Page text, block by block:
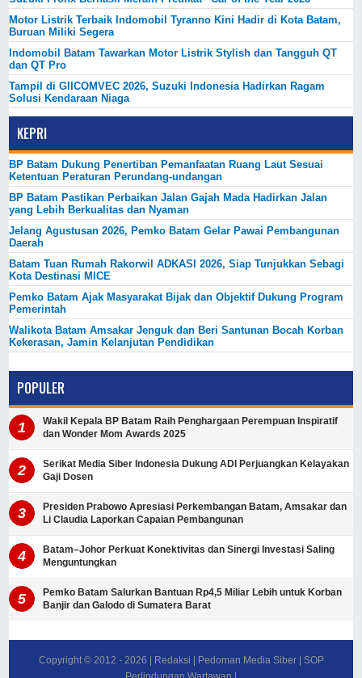
Motor Listrik Terbaik Indomobil Tyranno Kini Hadir di Kota Batam,
Buruan Miliki Segera
Indomobil Batam Tawarkan Motor Listrik Stylish dan Tangguh QT
dan QT Pro
Tampil di GIICOMVEC 2026, Suzuki Indonesia Hadirkan Ragam
Solusi Kendaraan Niaga
KEPRI
BP Batam Dukung Penertiban Pemanfaatan Ruang Laut Sesuai
Ketentuan Peraturan Perundang-undangan
BP Batam Pastikan Perbaikan Jalan Gajah Mada Hadirkan Jalan
yang Lebih Berkualitas dan Nyaman
Jelang Agustusan 2026, Pemko Batam Gelar Pawai Pembangunan
Daerah
Batam Tuan Rumah Rakorwil ADKASI 2026, Siap Tunjukkan Sebagi
Kota Destinasi MICE
Pemko Batam Ajak Masyarakat Bijak dan Objektif Dukung Program
Pemerintah
Walikota Batam Amsakar Jenguk dan Beri Santunan Bocah Korban
Kekerasan, Jamin Kelanjutan Pendidikan
POPULER
Wakil Kepala BP Batam Raih Penghargaan Perempuan Inspiratif
dan Wonder Mom Awards 2025
Serikat Media Siber Indonesia Dukung ADI Perjuangkan Kelayakan
Gaji Dosen
Presiden Prabowo Apresiasi Perkembangan Batam, Amsakar dan
Li Claudia Laporkan Capaian Pembangunan
Batam–Johor Perkuat Konektivitas dan Sinergi Investasi Saling
Menguntungkan
Pemko Batam Salurkan Bantuan Rp4,5 Miliar Lebih untuk Korban
Banjir dan Galodo di Sumatera Barat
Copyright © 2012 - 2026 | Redaksi | Pedoman Media Siber| SOP